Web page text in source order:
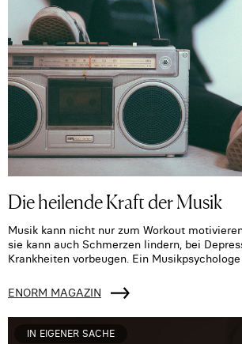
Die heilende Kraft der Musik
Musik kann nicht nur zum Workout
sie kann auch Schmerzen lindern, bei
Krankheiten vorbeugen. Ein
ENORM MAGAZIN
IN EIGENER SACHE